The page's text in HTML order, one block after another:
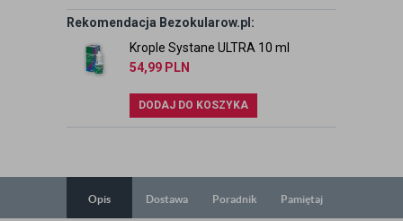
Rekomendacja Bezokularow.pl:
Krople Systane ULTRA 10 ml
54,99 PLN
DODAJ DO KOSZYKA
Opis Dostawa Poradnik Pamiętaj